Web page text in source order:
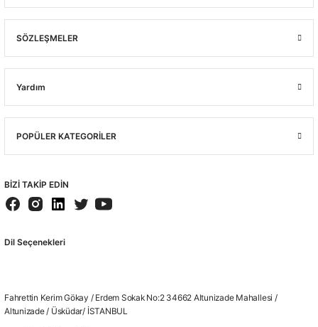
SÖZLEŞMELER
Yardım
POPÜLER KATEGORİLER
BİZİ TAKİP EDİN
Dil Seçenekleri
Fahrettin Kerim Gökay / Erdem Sokak No:2 34662 Altunizade Mahallesi /
Altunizade / Üsküdar/ İSTANBUL